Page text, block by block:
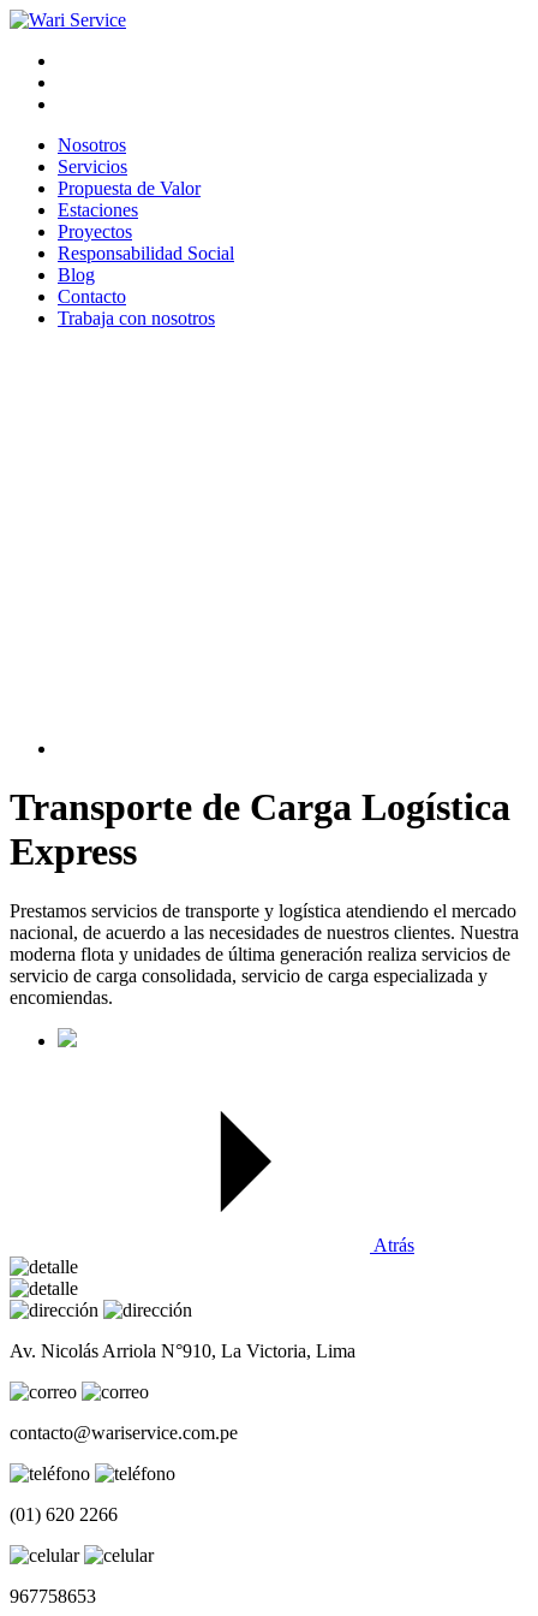
Nosotros
Servicios
Propuesta de Valor
Estaciones
Proyectos
Responsabilidad Social
Blog
Contacto
Trabaja con nosotros
Transporte de Carga Logística
Express
Prestamos servicios de transporte y logística atendiendo el mercado
nacional, de acuerdo a las necesidades de nuestros clientes. Nuestra
moderna flota y unidades de última generación realiza servicios de
servicio de carga consolidada, servicio de carga especializada y
encomiendas.
Atrás
Av. Nicolás Arriola N°910, La Victoria, Lima
contacto@wariservice.com.pe
(01) 620 2266
967758653